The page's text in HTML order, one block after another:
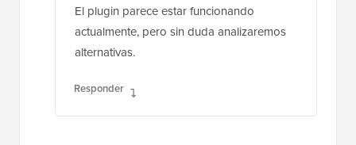
El plugin parece estar funcionando
actualmente, pero sin duda analizaremos
alternativas.
Responder